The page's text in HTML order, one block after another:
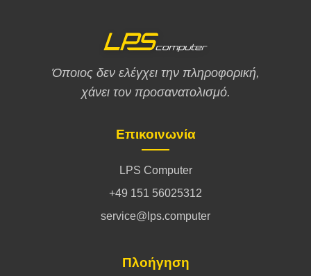
Όποιος δεν ελέγχει την πληροφορική,
χάνει τον προσανατολισμό.
Επικοινωνία
LPS Computer
+49 151 56025312
service@lps.computer
Πλοήγηση